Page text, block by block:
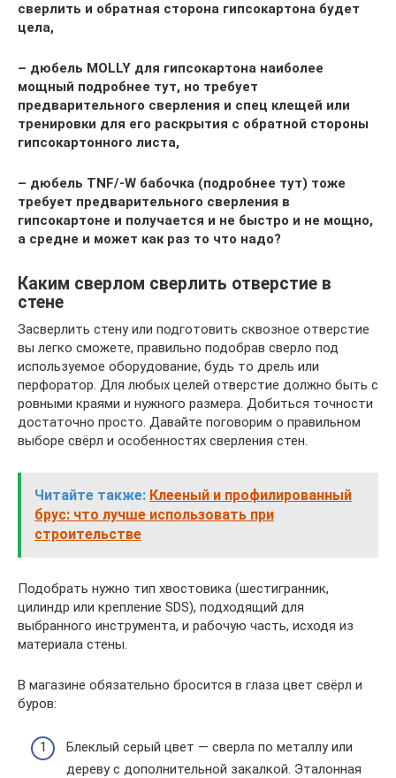
сверлить и обратная сторона гипсокартона будет
цела,
– дюбель MOLLY для гипсокартона наиболее
мощный подробнее тут, но требует
предварительного сверления и спец клещей или
тренировки для его раскрытия с обратной стороны
гипсокартонного листа,
– дюбель TNF/-W бабочка (подробнее тут) тоже
требует предварительного сверления в
гипсокартоне и получается и не быстро и не мощно,
а средне и может как раз то что надо?
Каким сверлом сверлить отверстие в
стене
Засверлить стену или подготовить сквозное отверстие
вы легко сможете, правильно подобрав сверло под
используемое оборудование, будь то дрель или
перфоратор. Для любых целей отверстие должно быть с
ровными краями и нужного размера. Добиться точности
достаточно просто. Давайте поговорим о правильном
выборе свёрл и особенностях сверления стен.
Читайте также: Клееный и профилированный
брус: что лучше использовать при
строительстве
Подобрать нужно тип хвостовика (шестигранник,
цилиндр или крепление SDS), подходящий для
выбранного инструмента, и рабочую часть, исходя из
материала стены.
В магазине обязательно бросится в глаза цвет свёрл и
буров:
Блеклый серый цвет — сверла по металлу или
дереву с дополнительной закалкой. Эталонная